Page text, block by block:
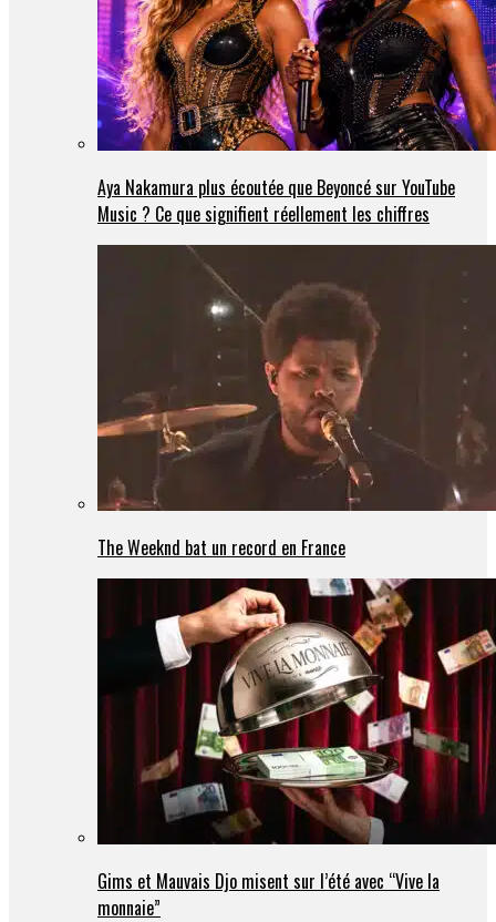
Aya Nakamura plus écoutée que Beyoncé sur YouTube
Music ? Ce que signifient réellement les chiffres
The Weeknd bat un record en France
Gims et Mauvais Djo misent sur l’été avec “Vive la
monnaie”